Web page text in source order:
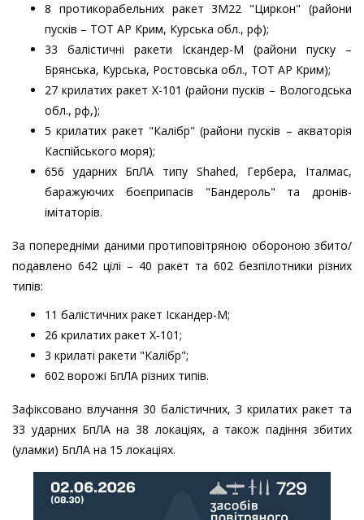
8 протикорабельних ракет 3М22 "Циркон" (райони
пусків – ТОТ АР Крим, Курська обл., рф);
33 балістичні ракети Іскандер-М (райони пуску –
Брянська, Курська, Ростовська обл., ТОТ АР Крим);
27 крилатих ракет Х-101 (райони пусків – Вологодська
обл., рф,);
5 крилатих ракет "Калібр" (райони пусків – акваторія
Каспійського моря);
656 ударних БпЛА типу Shahed, Гербера, Італмас,
баражуючих боєприпасів "Бандероль" та дронів-
імітаторів.
За попередніми даними протиповітряною обороною збито/
подавлено 642 цілі – 40 ракет та 602 безпілотники різних
типів:
11 балістичних ракет Іскандер-М;
26 крилатих ракет Х-101;
3 крилаті ракети "Калібр";
602 ворожі БпЛА різних типів.
Зафіксовано влучання 30 балістичних, 3 крилатих ракет та
33 ударних БпЛА на 38 локаціях, а також падіння збитих
(уламки) БпЛА на 15 локаціях.